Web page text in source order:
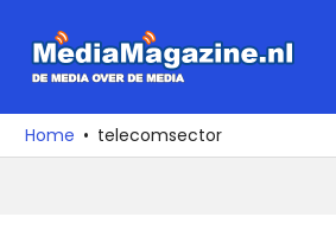
naar
media
over
Home telecomsector